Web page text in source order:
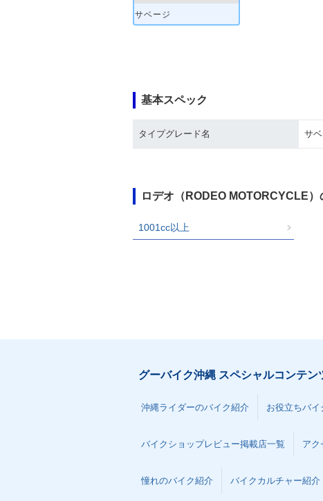
サベージ
基本スペック
タイプグレード名 サ
ロデオ（RODEO MOTORCYCLE
1001cc以上
グーバイク沖縄 スペシャルコンテン
沖縄ライダーのバイク紹介 お役立ちバイ
バイクショップレビュー掲載店一覧 アク
憧れのバイク紹介 バイクカルチャー紹介